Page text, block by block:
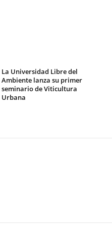
La Universidad Libre del
Ambiente lanza su primer
seminario de Viticultura
Urbana